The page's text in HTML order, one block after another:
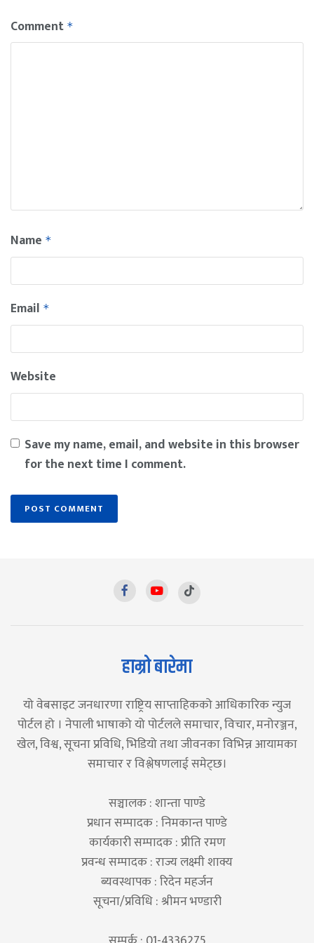
Comment *
Name *
Email *
Website
Save my name, email, and website in this browser
for the next time I comment.
हाम्रो बारेमा
यो वेबसाइट जनधारणा राष्ट्रिय साप्ताहिकको आधिकारिक न्युज
पोर्टल हो । नेपाली भाषाको यो पोर्टलले समाचार, विचार, मनोरञ्जन,
खेल, विश्व, सूचना प्रविधि, भिडियो तथा जीवनका विभिन्न आयामका
समाचार र विश्लेषणलाई समेट्छ।
सञ्चालक : शान्ता पाण्डे
प्रधान सम्पादक : निमकान्त पाण्डे
कार्यकारी सम्पादक : प्रीति रमण
प्रवन्ध सम्पादक : राज्य लक्ष्मी शाक्य
ब्यवस्थापक : रिदेन महर्जन
सूचना/प्रविधि : श्रीमन भण्डारी